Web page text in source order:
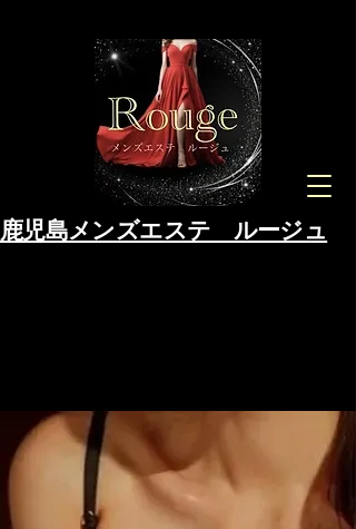
鹿児島メンズエステ ルージュ